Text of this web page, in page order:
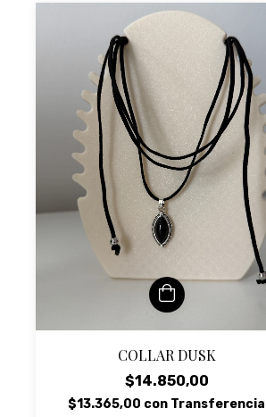
COLLAR DUSK
$14.850,00
$13.365,00 con Transferencia